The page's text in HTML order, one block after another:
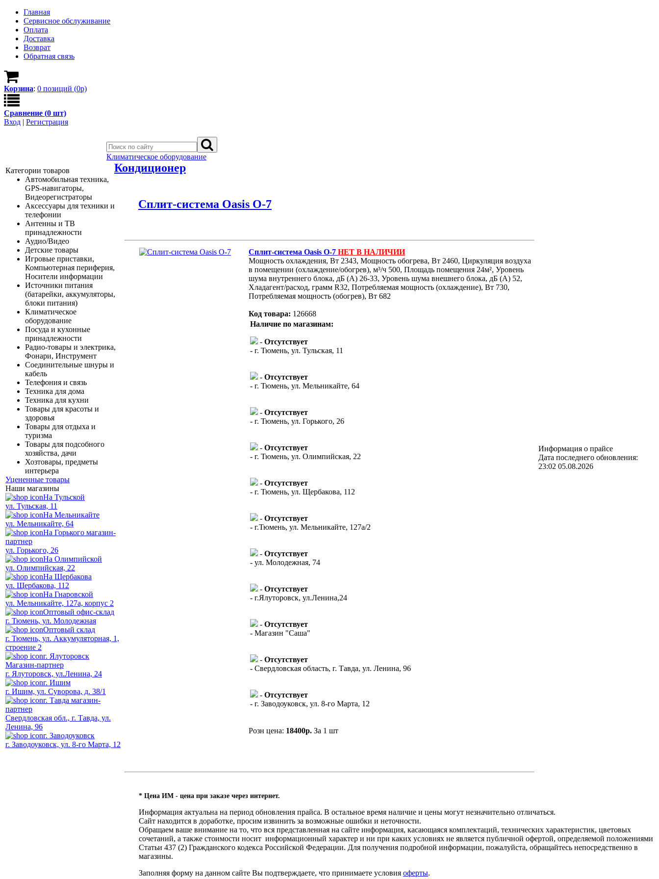
Главная
Сервисное обслуживание
Оплата
Доставка
Возврат
Обратная связь
Корзина: 0 позиций (0р)
Сравнение (0 шт)
Вход | Регистрация
Категории товаров
Автомобильная техника,
GPS-навигаторы,
Видеорегистраторы
Аксессуары для техники и
телефонии
Антенны и ТВ
принадлежности
Аудио/Видео
Детские товары
Игровые приставки,
Компьютерная периферия,
Носители информации
Источники питания
(батарейки, аккумуляторы,
блоки питания)
Климатическое
оборудование
Посуда и кухонные
принадлежности
Радио-товары и электрика,
Фонари, Инструмент
Соединительные шнуры и
кабель
Телефония и связь
Техника для дома
Техника для кухни
Товары для красоты и
здоровья
Товары для отдыха и
туризма
Товары для подсобного
хозяйства, дачи
Хозтовары, предметы
интерьера
Уцененные товары
Наши магазины
На Тульской
ул. Тульская, 11
На Мельникайте
ул. Мельникайте, 64
На Горького магазин-
партнер
ул. Горького, 26
На Олимпийской
ул. Олимпийская, 22
На Щербакова
ул. Щербакова, 112
На Гнаровской
ул. Мельникайте, 127а, корпус 2
Оптовый офис-склад
г. Тюмень, ул. Молодежная
Оптовый склад
г. Тюмень, ул. Аккумуляторная, 1,
строение 2
г. Ялуторовск
Магазин-партнер
г. Ялуторовск, ул.Ленина, 24
г. Ишим
г. Ишим, ул. Суворова, д. 38/1
г. Тавда магазин-
партнер
Свердловская обл., г. Тавда, ул.
Ленина, 96
г. Заводоуковск
г. Заводоуковск, ул. 8-го Марта, 12
Климатическое оборудование
Кондиционер
Сплит-система Oasis O-7
Сплит-система Oasis O-7 НЕТ В НАЛИЧИИ
Мощность охлаждения, Вт 2343, Мощность обогрева, Вт 2460, Циркуляция воздуха
в помещении (охлаждение/обогрев), м³/ч 500, Площадь помещения 24м², Уровень
шума внутреннего блока, дБ (А) 26-33, Уровень шума внешнего блока, дБ (А) 52,
Хладагент/расход, грамм R32, Потребляемая мощность (охлаждение), Вт 730,
Потребляемая мощность (обогрев), Вт 682
Код товара: 126668
Наличие по магазинам:
- Отсутствует
- г. Тюмень, ул. Тульская, 11
- Отсутствует
- г. Тюмень, ул. Мельникайте, 64
- Отсутствует
- г. Тюмень, ул. Горького, 26
- Отсутствует
- г. Тюмень, ул. Олимпийская, 22
- Отсутствует
- г. Тюмень, ул. Щербакова, 112
- Отсутствует
- г.Тюмень, ул. Мельникайте, 127а/2
- Отсутствует
- ул. Молодежная, 74
- Отсутствует
- г.Ялуторовск, ул.Ленина,24
- Отсутствует
- Магазин "Саша"
- Отсутствует
- Свердловская область, г. Тавда, ул. Ленина, 96
- Отсутствует
- г. Заводоуковск, ул. 8-го Марта, 12
Розн цена: 18400р. За 1 шт
Информация о прайсе
Дата последнего обновления:
23:02 05.08.2026
* Цена ИМ - цена при заказе через интернет.
Информация актуальна на период обновления прайса. В остальное время наличие и цены могут незначительно отличаться.
Сайт находится в доработке, просим извинить за возможные ошибки и неточности.
Обращаем ваше внимание на то, что вся представленная на сайте информация, касающаяся комплектаций, технических характеристик, цветовых
сочетаний, а также стоимости носит информационный характер и ни при каких условиях не является публичной офертой, определяемой положениями
Статьи 437 (2) Гражданского кодекса Российской Федерации. Для получения подробной информации, пожалуйста, обращайтесь непосредственно в
магазины.
Заполняя форму на данном сайте Вы подтверждаете, что принимаете условия оферты.